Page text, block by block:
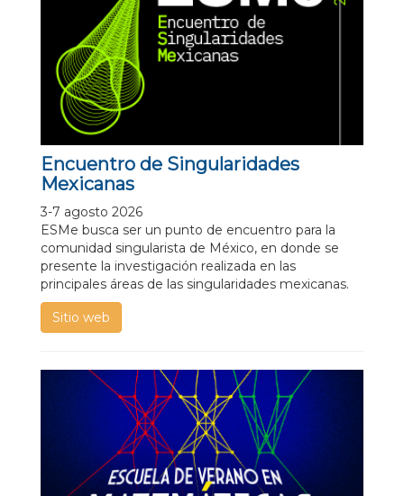
Encuentro de Singularidades
Mexicanas
3-7 agosto 2026
ESMe busca ser un punto de encuentro para la
comunidad singularista de México, en donde se
presente la investigación realizada en las
principales áreas de las singularidades mexicanas.
Sitio web